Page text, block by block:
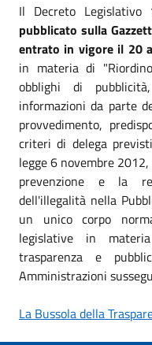
Il Decreto
pubblicato sulla
entrato in vigore il 20
in materia di
obblighi di
informazioni da parte
provvedimento,
criteri di delega
legge 6 novembre
prevenzione e la
dell'illegalità nella
un unico corpo
legislative in
trasparenza e
Amministrazioni
La Bussola della